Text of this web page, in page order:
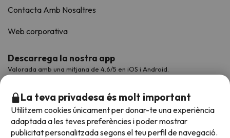
Contacta Amb Nosaltres
Web corporativa
Descarrega la nostra app
Valorada amb una mitjana de 4,6/5 en iOS i Android.
La teva privadesa és molt important
Utilitzem cookies únicament per donar-te una experiència
adaptada a les teves preferències i poder mostrar
publicitat personalitzada segons el teu perfil de navegació.